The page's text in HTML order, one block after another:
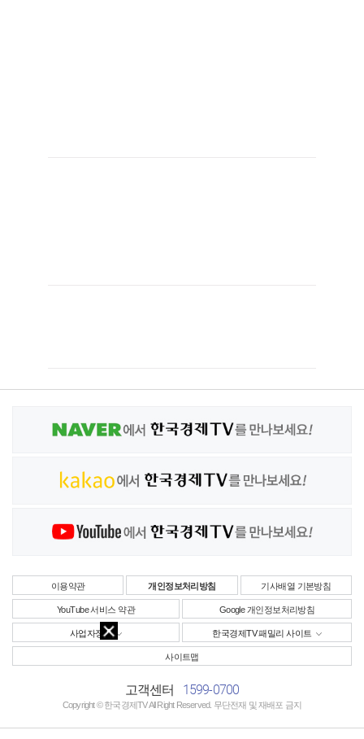
이용약관 개인정보처리방침 기사배열 기본방침
YouTube 서비스 약관 Google 개인정보처리방침
사업자정보 한국경제TV 패밀리 사이트
사이트맵
고객센터 1599-0700
Copyright © 한국경제TV All Right Reserved. 무단전재 및 재배포 금지